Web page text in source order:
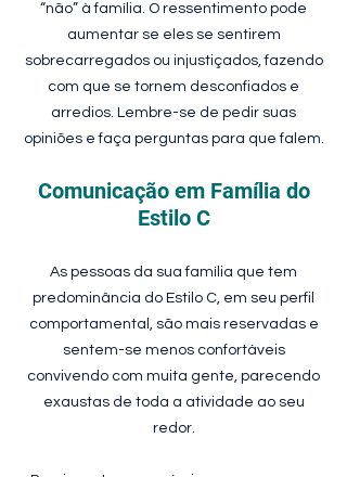
“não” à família. O ressentimento pode
aumentar se eles se sentirem
sobrecarregados ou injustiçados, fazendo
com que se tornem desconfiados e
arredios. Lembre-se de pedir suas
opiniões e faça perguntas para que falem.
Comunicação em Família do
Estilo C
As pessoas da sua família que tem
predominância do Estilo C, em seu perfil
comportamental, são mais reservadas e
sentem-se menos confortáveis
convivendo com muita gente, parecendo
exaustas de toda a atividade ao seu
redor.